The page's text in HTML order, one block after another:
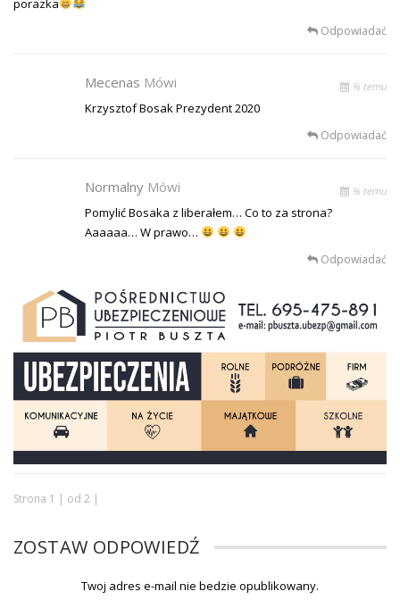
porazka
Odpowiadać
Mecenas Mówi % temu
Krzysztof Bosak Prezydent 2020
Odpowiadać
Normalny Mówi % temu
Pomylić Bosaka z liberałem… Co to za strona?
Aaaaaa… W prawo…
Odpowiadać
Strona 1 | od 2 |
ZOSTAW ODPOWIEDŹ
Twoj adres e-mail nie bedzie opublikowany.